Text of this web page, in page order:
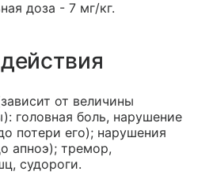
доза - 7 мг/кг.
от величины
головная боль, нарушение
потери его); нарушения
апноэ); тремор,
судороги.